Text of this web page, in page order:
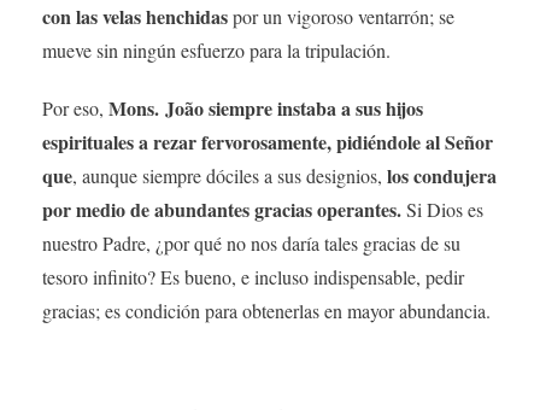
con las velas henchidaspor un vigoroso ventarrón; se
mueve sin ningún esfuerzo para la tripulación.
Por eso, Mons. João siempre instaba a sus hijos
espirituales a rezar fervorosamente, pidiéndole al Señor
que, aunque siempre dóciles a sus designios, los condujera
por medio de abundantes gracias operantes.Si Dios es
nuestro Padre, ¿por qué no nos daría tales gracias de su
tesoro infinito? Es bueno, e incluso indispensable, pedir
gracias; es condición para obtenerlas en mayor abundancia.